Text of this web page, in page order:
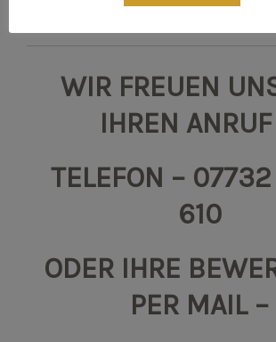
WIR FREUEN
IHREN
TELEFON –
610
ODER IHRE
PER MAIL –